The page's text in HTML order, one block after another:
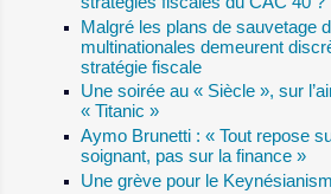
Malgré les plans de sauvetage
multinationales demeurent
stratégie fiscale
Une soirée au « Siècle », sur
« Titanic »
Aymo Brunetti : « Tout repose
soignant, pas sur la finance »
Une grève pour le